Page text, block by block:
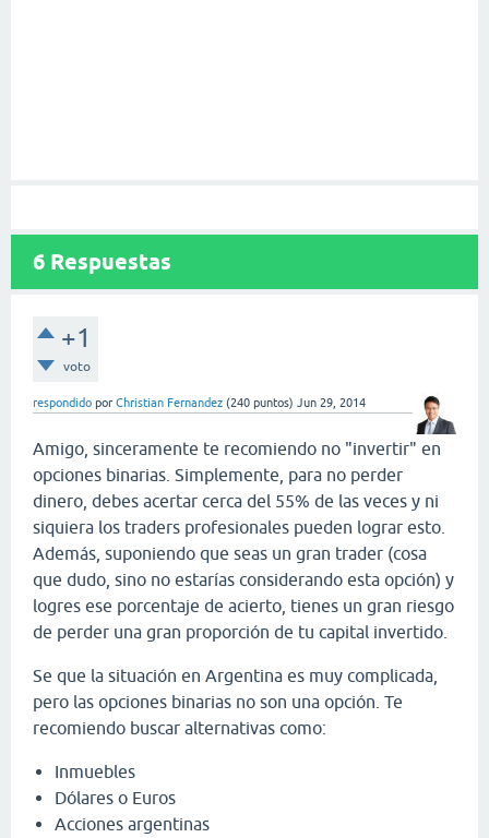
6 Respuestas
+1
voto
respondido por Christian Fernandez (240 puntos) Jun 29, 2014
Amigo, sinceramente te recomiendo no "invertir" en
opciones binarias. Simplemente, para no perder
dinero, debes acertar cerca del 55% de las veces y ni
siquiera los traders profesionales pueden lograr esto.
Además, suponiendo que seas un gran trader (cosa
que dudo, sino no estarías considerando esta opción) y
logres ese porcentaje de acierto, tienes un gran riesgo
de perder una gran proporción de tu capital invertido.
Se que la situación en Argentina es muy complicada,
pero las opciones binarias no son una opción. Te
recomiendo buscar alternativas como:
Inmuebles
Dólares o Euros
Acciones argentinas